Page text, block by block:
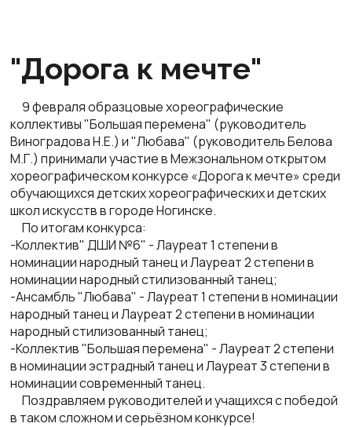
"Дорога к мечте"
9 февраля образцовые хореографические
коллективы "Большая перемена" (руководитель
Виноградова Н.Е.) и "Любава" (руководитель Белова
М.Г.) принимали участие в Межзональном открытом
хореографическом конкурсе «Дорога к мечте» среди
обучающихся детских хореографических и детских
школ искусств в городе Ногинске.
По итогам конкурса:
-Коллектив" ДШИ №6" - Лауреат 1 степени в
номинации народный танец и Лауреат 2 степени в
номинации народный стилизованный танец;
-Ансамбль "Любава" - Лауреат 1 степени в номинации
народный танец и Лауреат 2 степени в номинации
народный стилизованный танец;
-Коллектив "Большая перемена" - Лауреат 2 степени
в номинации эстрадный танец и Лауреат 3 степени в
номинации современный танец.
Поздравляем руководителей и учащихся с победой
в таком сложном и серьёзном конкурсе!